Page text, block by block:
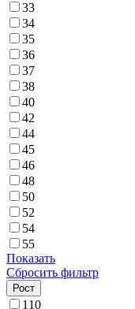
33
34
35
36
37
38
40
42
44
45
46
48
50
52
54
55
Показать
Сбросить фильтр
Рост
110